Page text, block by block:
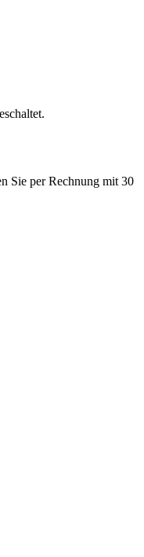
Sie per Rechnung mit 30